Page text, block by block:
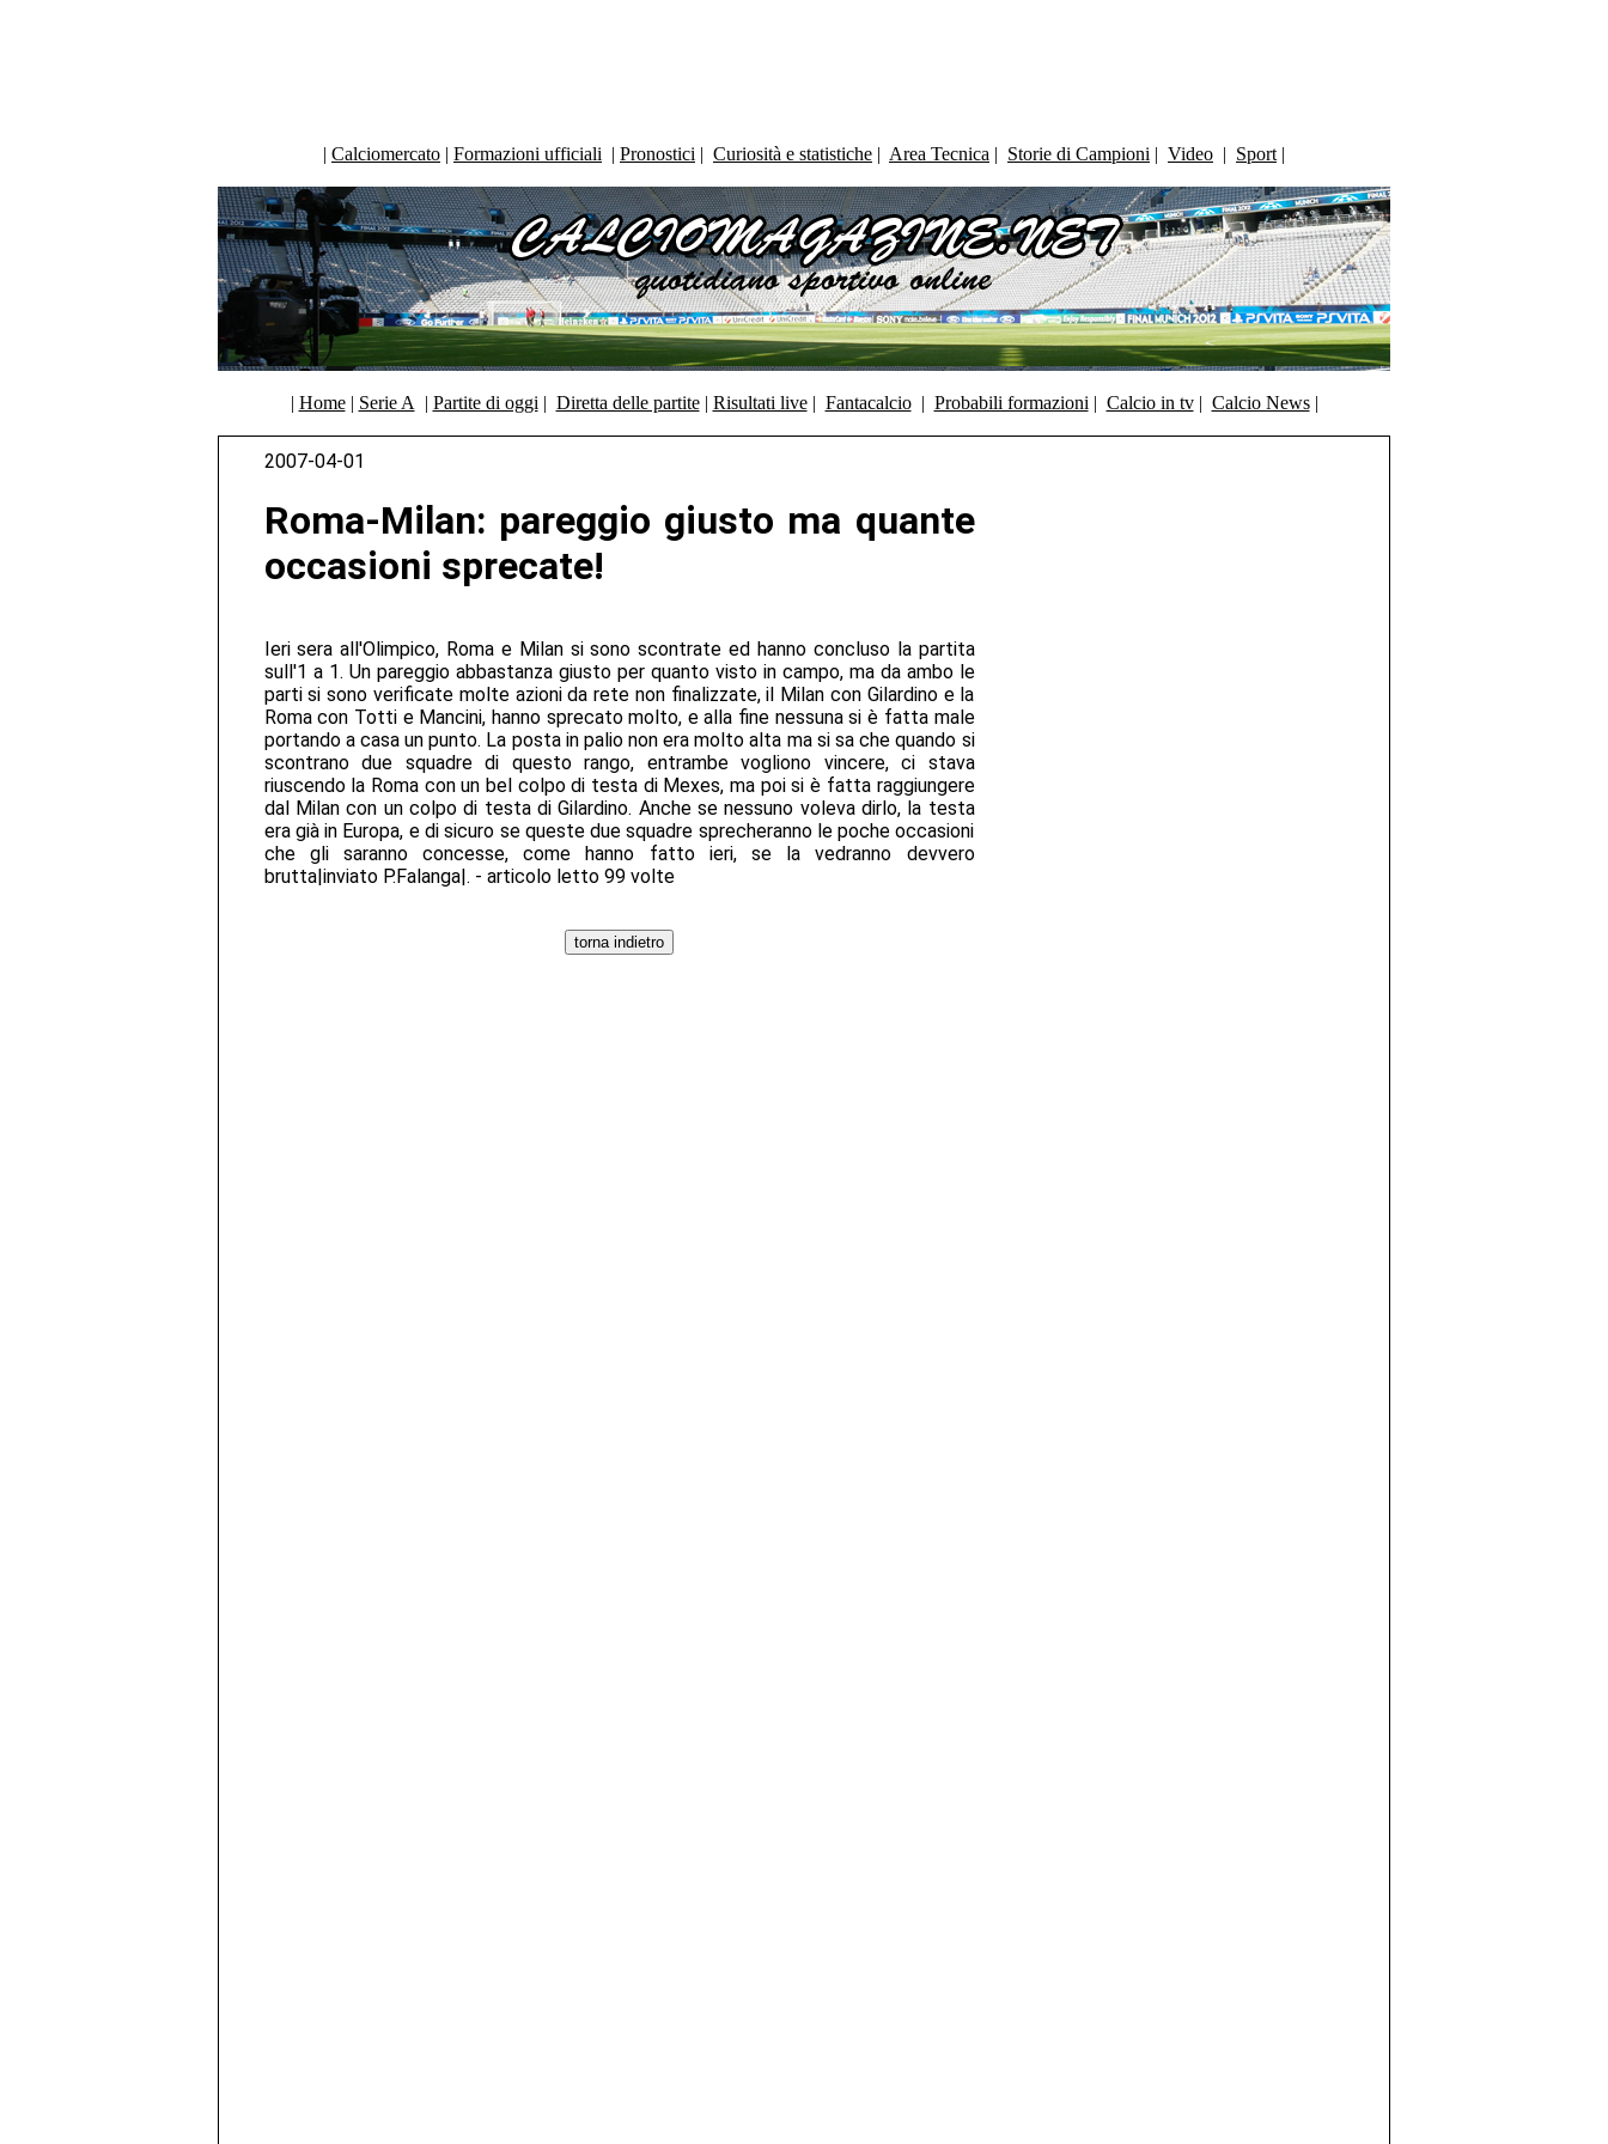
| Calciomercato | Formazioni ufficiali | Pronostici | Curiosità e statistiche | Area Tecnica | Storie di Campioni | Video | Sport |
| Home| Serie A | Partite di oggi | Diretta delle partite| Risultati live| Fantacalcio| Probabili formazioni | Calcio in tv| Calcio News|
2007-04-01
Roma-Milan: pareggio giusto ma quante
occasioni sprecate!
Ieri sera all'Olimpico, Roma e Milan si sono scontrate ed hanno concluso la partita
sull'1 a 1. Un pareggio abbastanza giusto per quanto visto in campo, ma da ambo le
parti si sono verificate molte azioni da rete non finalizzate, il Milan con Gilardino e la
Roma con Totti e Mancini, hanno sprecato molto, e alla fine nessuna si è fatta male
portando a casa un punto. La posta in palio non era molto alta ma si sa che quando si
scontrano due squadre di questo rango, entrambe vogliono vincere, ci stava
riuscendo la Roma con un bel colpo di testa di Mexes, ma poi si è fatta raggiungere
dal Milan con un colpo di testa di Gilardino. Anche se nessuno voleva dirlo, la testa
era già in Europa, e di sicuro se queste due squadre sprecheranno le poche occasioni
che gli saranno concesse, come hanno fatto ieri, se la vedranno devvero
brutta|inviato P.Falanga|. - articolo letto 99 volte